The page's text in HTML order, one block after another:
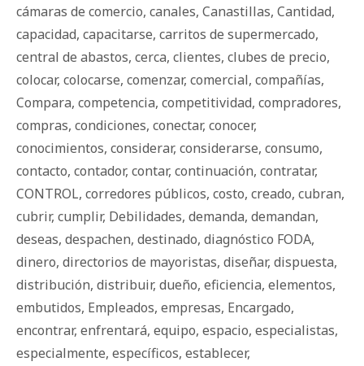
cámaras de comercio, canales, Canastillas, Cantidad,
capacidad, capacitarse, carritos de supermercado,
central de abastos, cerca, clientes, clubes de precio,
colocar, colocarse, comenzar, comercial, compañías,
Compara, competencia, competitividad, compradores,
compras, condiciones, conectar, conocer,
conocimientos, considerar, considerarse, consumo,
contacto, contador, contar, continuación, contratar,
CONTROL, corredores públicos, costo, creado, cubran,
cubrir, cumplir, Debilidades, demanda, demandan,
deseas, despachen, destinado, diagnóstico FODA,
dinero, directorios de mayoristas, diseñar, dispuesta,
distribución, distribuir, dueño, eficiencia, elementos,
embutidos, Empleados, empresas, Encargado,
encontrar, enfrentará, equipo, espacio, especialistas,
especialmente, específicos, establecer,